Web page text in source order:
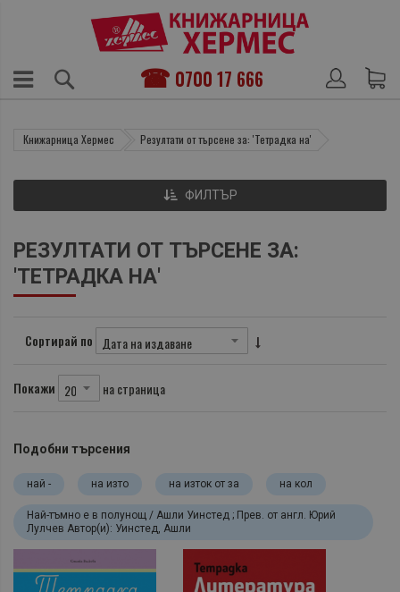
0700 17 666
Книжарница Хермес Резултати от търсене за: 'Тетрадка на'
РЕЗУЛТАТИ ОТ ТЪРСЕНЕ ЗА:
'ТЕТРАДКА НА'
Сортирай по
Покажи на страница
Подобни търсения
най - на изто на изток от за на кол
Най-тъмно е в полунощ / Ашли Уинстед ; Прев. от англ. Юрий
Лулчев Автор(и): Уинстед, Ашли
ФИЛТЪР